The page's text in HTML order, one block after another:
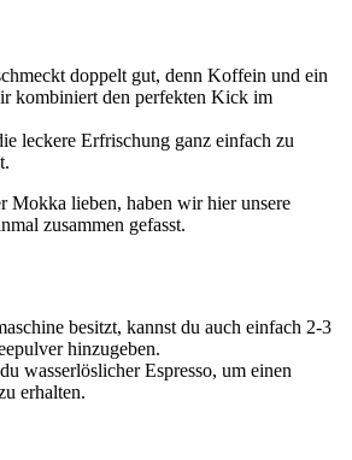
doppelt gut, denn Koffein und ein
kombiniert den perfekten Kick im
leckere Erfrischung ganz einfach zu
Mokka lieben, haben wir hier unsere
zusammen gefasst.
besitzt, kannst du auch einfach 2-3
hinzugeben.
wasserlöslicher Espresso, um einen
erhalten.